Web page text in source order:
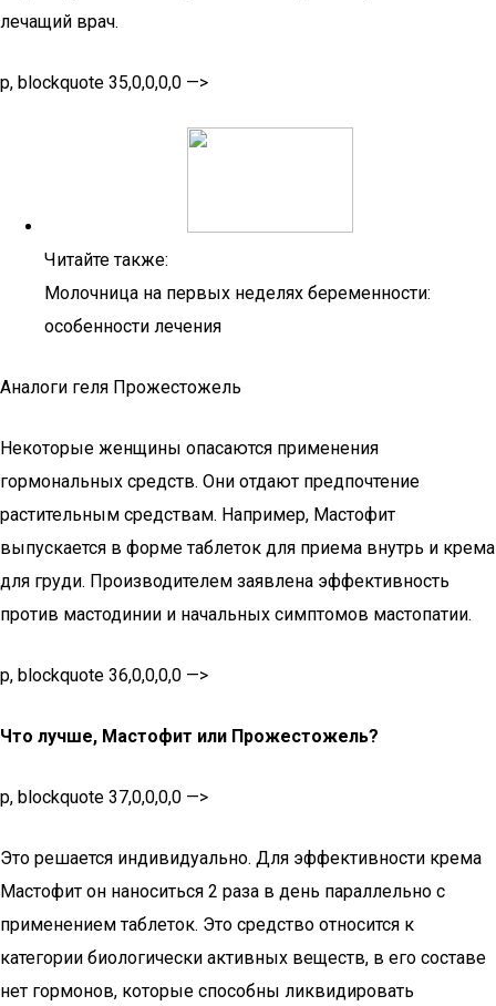
лечащий врач.
p, blockquote 35,0,0,0,0 —>
Читайте также:
Молочница на первых неделях беременности:
особенности лечения
Аналоги геля Прожестожель
Некоторые женщины опасаются применения
гормональных средств. Они отдают предпочтение
растительным средствам. Например, Мастофит
выпускается в форме таблеток для приема внутрь и крема
для груди. Производителем заявлена эффективность
против мастодинии и начальных симптомов мастопатии.
p, blockquote 36,0,0,0,0 —>
Что лучше, Мастофит или Прожестожель?
p, blockquote 37,0,0,0,0 —>
Это решается индивидуально. Для эффективности крема
Мастофит он наноситься 2 раза в день параллельно с
применением таблеток. Это средство относится к
категории биологически активных веществ, в его составе
нет гормонов, которые способны ликвидировать